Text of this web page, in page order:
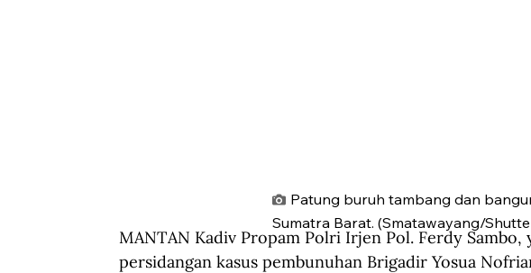
Patung buruh tambang dan
Sumatra Barat. (Smatawayang/
MANTAN Kadiv Propam Polri Irjen Pol. Ferdy Sambo,
persidangan kasus pembunuhan Brigadir Yosua